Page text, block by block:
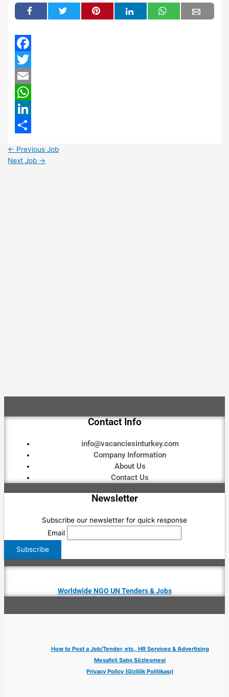
Facebook
Twitter
Email
WhatsApp
LinkedIn
← Previous Job
Next Job →
Contact Info
info@vacanciesinturkey.com
Company Information
About Us
Contact Us
Newsletter
Subscribe our newsletter for quick response
Email
Worldwide NGO UN Tenders & Jobs
How to Post a Job/Tender, etc., HR Services & Advertising
Mesafeli Satış Sözleşmesi
Privacy Policy (Gizlilik Politikası)